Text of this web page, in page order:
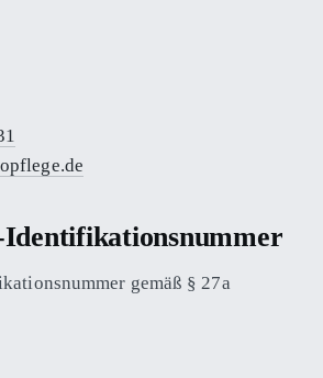
Identifikationsnummer
gemäß § 27a